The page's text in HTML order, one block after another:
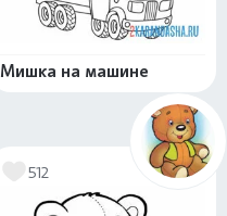
Мишка на машине
512